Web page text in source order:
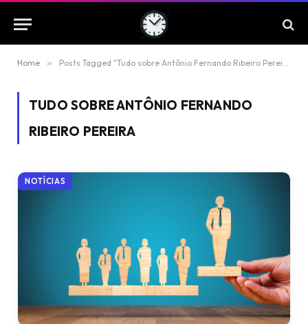
Home » Posts Tagged "Tudo sobre Antônio Fernando Ribeiro Pereira"
TUDO SOBRE ANTÔNIO FERNANDO
RIBEIRO PEREIRA
NOTÍCIAS